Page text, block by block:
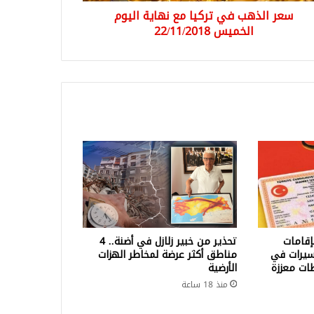
سعر الذهب في تركيا مع نهاية اليوم
الخميس 22/11/2018
في
معززة
تحذير من خبير زلازل في أضنة.. 4
مناطق أكثر عرضة لمخاطر الهزات
الأرضية
منذ 18 ساعة